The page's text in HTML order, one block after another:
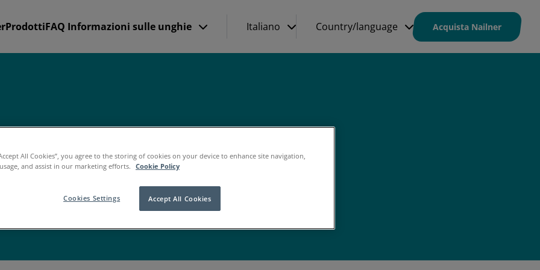
ProdottiFAQ Informazioni sulle unghie Italiano Country/language Acquista Nailner
All Cookies”, you agree to the storing of cookies on your device to enhance site navigation,
and assist in our marketing efforts. Cookie Policy
Accept All Cookies
Cookies Settings